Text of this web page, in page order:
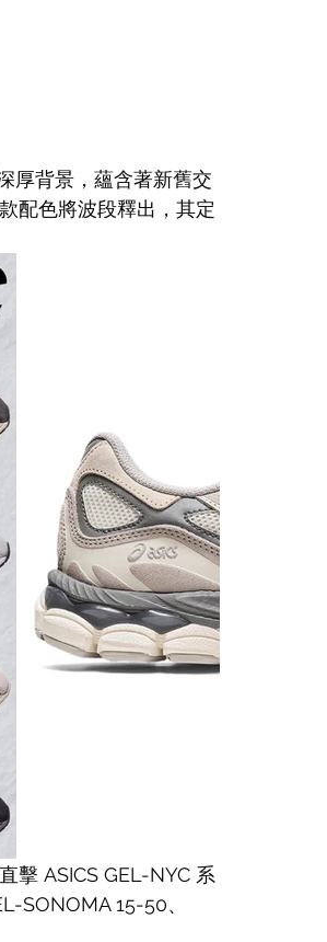
厚背景，蘊含著新舊交
配色將波段釋出，其定
擊 ASICS GEL-NYC 系
SONOMA 15-50、